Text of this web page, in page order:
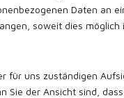
Daten an
soweit dies möglich
für uns zuständigen
Sie der Ansicht sind,